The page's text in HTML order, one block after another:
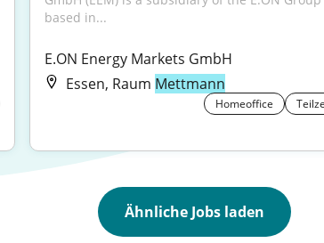
based in...
E.ON Energy Markets GmbH
Essen, Raum Mettmann
Homeoffice
Ähnliche Jobs laden